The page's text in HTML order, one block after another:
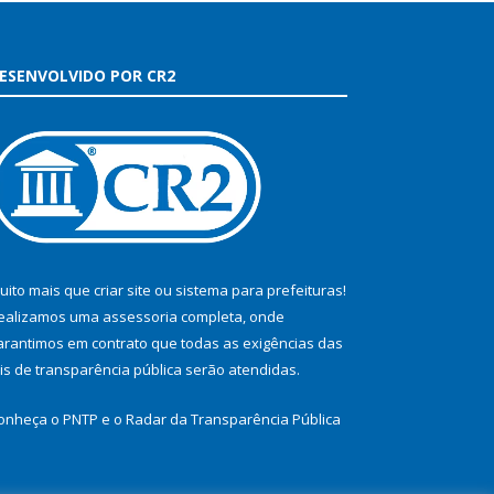
POR CR2
mais que criar site ou sistema para prefeituras!
uma assessoria completa, onde
em contrato que todas as exigências das
de transparência pública serão atendidas.
o PNTP e o Radar da Transparência Pública